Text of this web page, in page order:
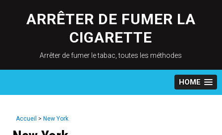
content
ARRÊTER DE FUMER LA
CIGARETTE
Arrêter de fumer le tabac, toutes les méthodes
HOME
Accueil > New York